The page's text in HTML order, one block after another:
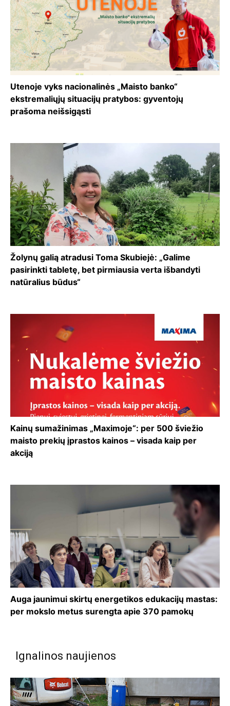
Utenoje vyks nacionalinės „Maisto banko“
ekstremaliųjų situacijų pratybos: gyventojų
prašoma neišsigąsti
Žolynų galią atradusi Toma Skubiejė: „Galime
pasirinkti tabletę, bet pirmiausia verta išbandyti
natūralius būdus“
Kainų sumažinimas „Maximoje“: per 500 šviežio
maisto prekių įprastos kainos – visada kaip per
akciją
Auga jaunimui skirtų energetikos edukacijų mastas:
per mokslo metus surengta apie 370 pamokų
Ignalinos naujienos